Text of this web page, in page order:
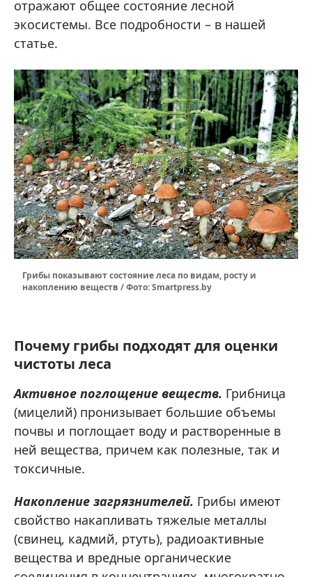
отражают общее состояние лесной
экосистемы. Все подробности – в нашей
статье.
Грибы показывают состояние леса по видам, росту и
накоплению веществ / Фото: Smartpress.by
Почему грибы подходят для оценки
чистоты леса
Активное поглощение веществ. Грибница
(мицелий) пронизывает большие объемы
почвы и поглощает воду и растворенные в
ней вещества, причем как полезные, так и
токсичные.
Накопление загрязнителей. Грибы имеют
свойство накапливать тяжелые металлы
(свинец, кадмий, ртуть), радиоактивные
вещества и вредные органические